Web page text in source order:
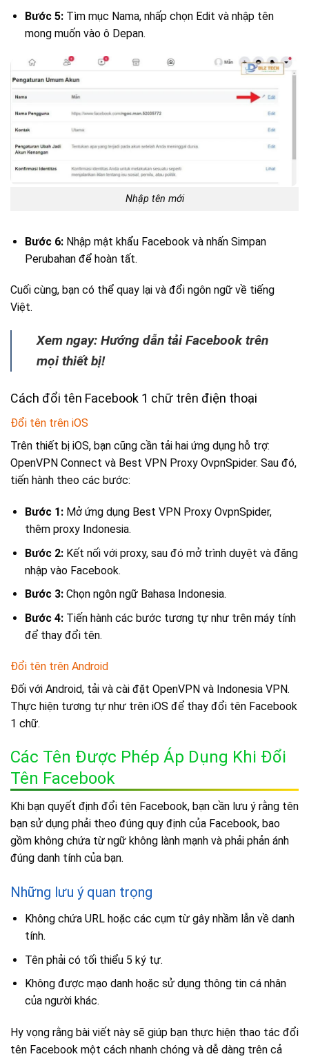
Bước 5:Tìm mục Nama, nhấp chọn Edit và nhập tên
mong muốn vào ô Depan.
Nhập tên mới
Bước 6:Nhập mật khẩu Facebook và nhấn Simpan
Perubahan để hoàn tất.
Cuối cùng, bạn có thể quay lại và đổi ngôn ngữ về tiếng
Việt.
Xem ngay: Hướng dẫn tải Facebook trên
mọi thiết bị!
Cách đổi tên Facebook 1 chữ trên điện thoại
Đổi tên trên iOS
Trên thiết bị iOS, bạn cũng cần tải hai ứng dụng hỗ trợ:
OpenVPN Connect và Best VPN Proxy OvpnSpider. Sau đó,
tiến hành theo các bước:
Bước 1:Mở ứng dụng Best VPN Proxy OvpnSpider,
thêm proxy Indonesia.
Bước 2:Kết nối với proxy, sau đó mở trình duyệt và đăng
nhập vào Facebook.
Bước 3:Chọn ngôn ngữ Bahasa Indonesia.
Bước 4:Tiến hành các bước tương tự như trên máy tính
để thay đổi tên.
Đổi tên trên Android
Đối với Android, tải và cài đặt OpenVPN và Indonesia VPN.
Thực hiện tương tự như trên iOS để thay đổi tên Facebook
1 chữ.
Các Tên Được Phép Áp Dụng Khi Đổi
Tên Facebook
Khi bạn quyết định đổi tên Facebook, bạn cần lưu ý rằng tên
bạn sử dụng phải theo đúng quy định của Facebook, bao
gồm không chứa từ ngữ không lành mạnh và phải phản ánh
đúng danh tính của bạn.
Những lưu ý quan trọng
Không chứa URL hoặc các cụm từ gây nhầm lẫn về danh
tính.
Tên phải có tối thiểu 5 ký tự.
Không được mạo danh hoặc sử dụng thông tin cá nhân
của người khác.
Hy vọng rằng bài viết này sẽ giúp bạn thực hiện thao tác đổi
tên Facebook một cách nhanh chóng và dễ dàng trên cả